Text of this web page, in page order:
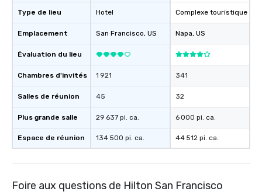
Type de lieu
Emplacement
Évaluation du lieu
Chambres d'invités
Salles de réunion
Plus grande salle
Espace de réunion
Hotel
San Francisco, US
1 921
45
29 637 pi. ca.
134 500 pi. ca.
Complexe touristique
Napa, US
341
32
6 000 pi. ca.
44 512 pi. ca.
Foire aux questions de Hilton San Francisco